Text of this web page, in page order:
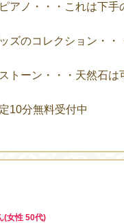
アノ・・・これは下
ズのコレクション・・
トーン・・・天然石は
10分無料受付中
(女性 50代)